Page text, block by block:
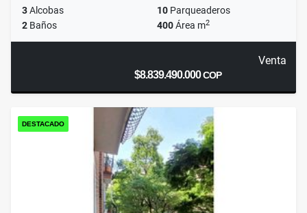
3Alcobas 10 Parqueaderos
2 Baños 400Área m2
Venta
$8.839.490.000COP
DESTACADO